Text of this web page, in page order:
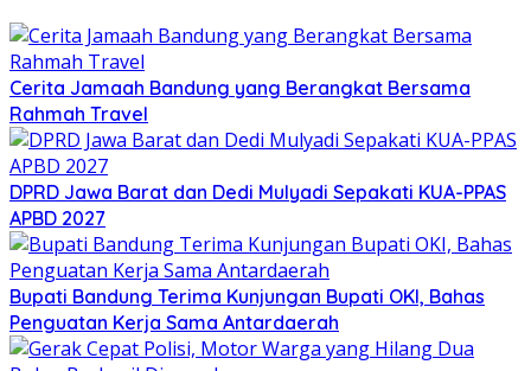
Cerita Jamaah Bandung yang Berangkat Bersama
Rahmah Travel
DPRD Jawa Barat dan Dedi Mulyadi Sepakati KUA-PPAS
APBD 2027
Bupati Bandung Terima Kunjungan Bupati OKI, Bahas
Penguatan Kerja Sama Antardaerah